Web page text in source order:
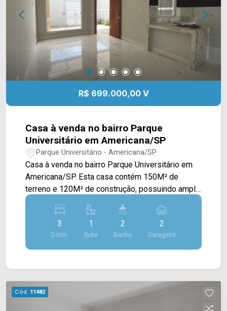
próxima ao centro. Suas principais vias, como as
ruas Dom Pedro II e Riachuelo, conectam a
região a importantes polos de saúde, resultando
em um comércio focado predominantemente em
clínicas médicas, laboratórios e escritórios
prestadores de serviços, além de conveniências
locais. Entre em contato com a equipe da Arbix
Imóveis e agende a sua visita!! WhatsApp e
Telefone: (19) 3475-4546 ARBIX IMÓVEIS -
R$ 699.000,00 V
Casa à venda no bairro Parque
Universitário em Americana/SP
Parque Universitário - Americana/SP
Casa à venda no bairro Parque Universitário em
Americana/SP. Esta casa contém 150M² de
terreno e 120M² de construção, possuindo ampla
sala de estar e de jantar integradas a cozinha em
conceito aberto, com cooktop e bancada, espaço
gourmet com churrasqueira e área de serviço
coberta. > 03 quartos, sendo 01 suíte; > 02
banheiros, sendo 01 social; > 02 vagas de
próximo à Av. de Cillo, Av. Giaconda Cibin e Rod.
Luiz de Queiroz. Esta região conta com Sesi,
3
Dorm.
1
Suite
2
Banho
2
Garagens
Cód. 11482